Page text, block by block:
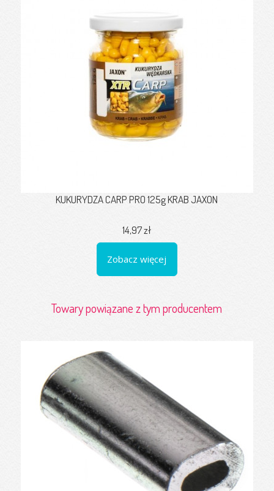
KUKURYDZA CARP PRO 125g KRAB JAXON
14,97 zł
Zobacz więcej
Towary powiązane z tym producentem